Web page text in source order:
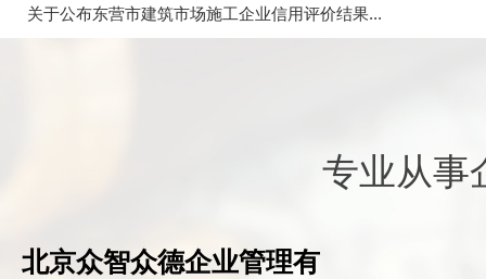
关于公布东营市建筑市场施工企业信用评价结果...
专业从事
北京众智众德企业管理有